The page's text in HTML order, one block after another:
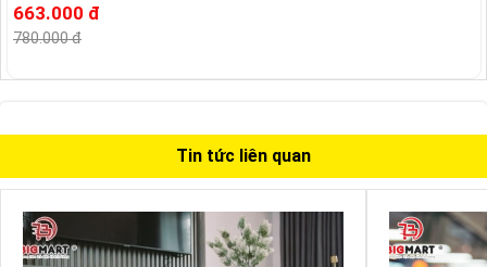
663.000 đ
780.000 đ
Tin tức liên quan